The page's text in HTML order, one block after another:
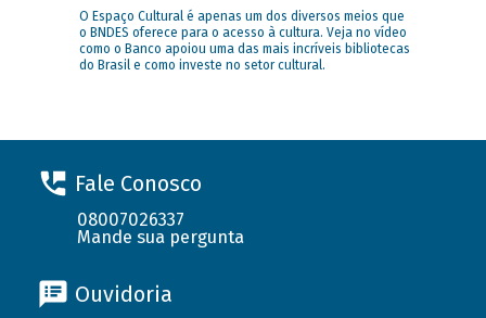
O Espaço Cultural é apenas um dos diversos meios que
o BNDES oferece para o acesso à cultura. Veja no vídeo
como o Banco apoiou uma das mais incríveis bibliotecas
do Brasil e como investe no setor cultural.
Fale Conosco
08007026337
Mande sua pergunta
Ouvidoria